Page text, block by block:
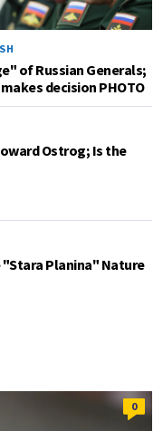
of Russian Generals;
decision PHOTO
Ostrog; Is the
"Stara Planina" Nature
0